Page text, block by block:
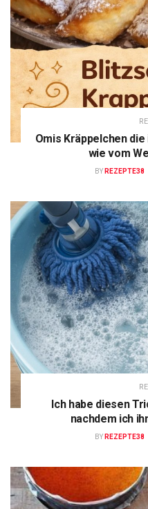
Omis Kräppelchen
wie vom
BY REZEPTE38
Ich habe diesen
nachdem ich
BY REZEPTE38